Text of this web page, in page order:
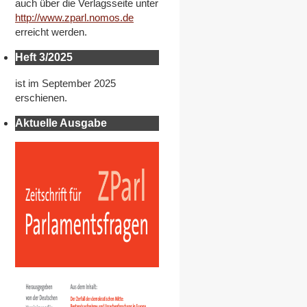
auch über die Verlagsseite unter
http://www.zparl.nomos.de
erreicht werden.
Heft 3/2025
ist im September 2025
erschienen.
Aktuelle Ausgabe